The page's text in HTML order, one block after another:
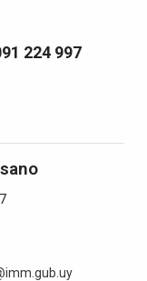
224 997